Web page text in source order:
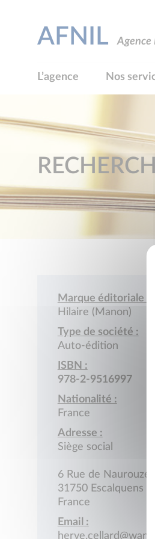
AFNIL Agence
L’agence Nos
Marque éditoriale :
Hilaire (Manon)
Type de société :
Auto-édition
ISBN :
978-2-9516997
Nationalité :
France
Adresse :
Siège social
6 Rue de Naurouze
31750 Escalquens
France
Email :